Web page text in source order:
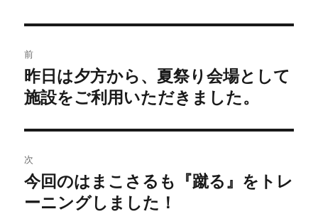
稿
ナ
ビ
ゲ
ー
前
前
の
稿:
昨日は夕方から、夏祭り会場として
施設をご利用いただきました。
次
次
の
今回のはまこさるも『蹴る』をトレ
ーニングしました！